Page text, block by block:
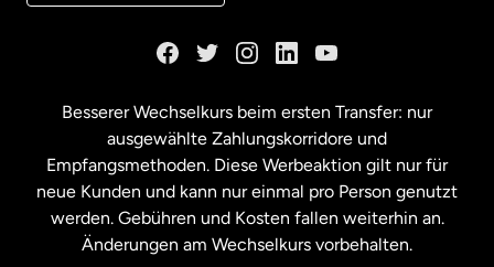
Malaysia
Neuseeland
Besserer Wechselkurs beim ersten Transfer: nur
ausgewählte Zahlungskorridore und
Empfangsmethoden. Diese Werbeaktion gilt nur für
neue Kunden und kann nur einmal pro Person genutzt
werden. Gebühren und Kosten fallen weiterhin an.
Änderungen am Wechselkurs vorbehalten.